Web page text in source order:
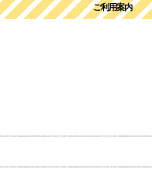
ご利用案内